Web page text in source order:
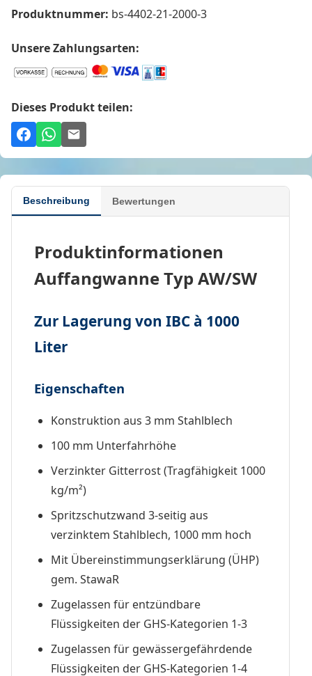
Produktnummer: bs-4402-21-2000-3
Unsere Zahlungsarten:
Dieses Produkt teilen:
Beschreibung Bewertungen
Produktinformationen
Auffangwanne Typ AW/SW
Zur Lagerung von IBC à 1000
Liter
Eigenschaften
Konstruktion aus 3 mm Stahlblech
100 mm Unterfahrhöhe
Verzinkter Gitterrost(Tragfähigkeit 1000
kg/m²)
Spritzschutzwand 3-seitig aus
verzinktem Stahlblech, 1000 mm hoch
Mit Übereinstimmungserklärung (ÜHP)
gem. StawaR
Zugelassen für entzündbare
Flüssigkeiten der GHS-Kategorien 1-3
Zugelassen für gewässergefährdende
Flüssigkeiten der GHS-Kategorien 1-4